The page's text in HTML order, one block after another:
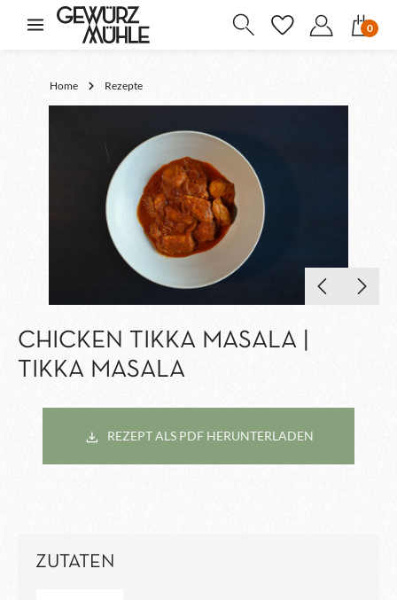
springen
0
Home Rezepte
CHICKEN TIKKA MASALA |
TIKKA MASALA
REZEPT ALS PDF HERUNTERLADEN
ZUTATEN